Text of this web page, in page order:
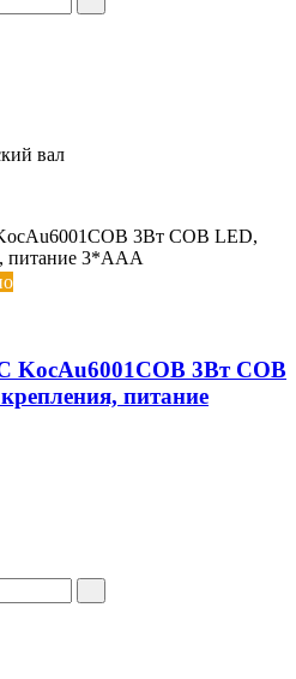
вал
3Вт COB
питание